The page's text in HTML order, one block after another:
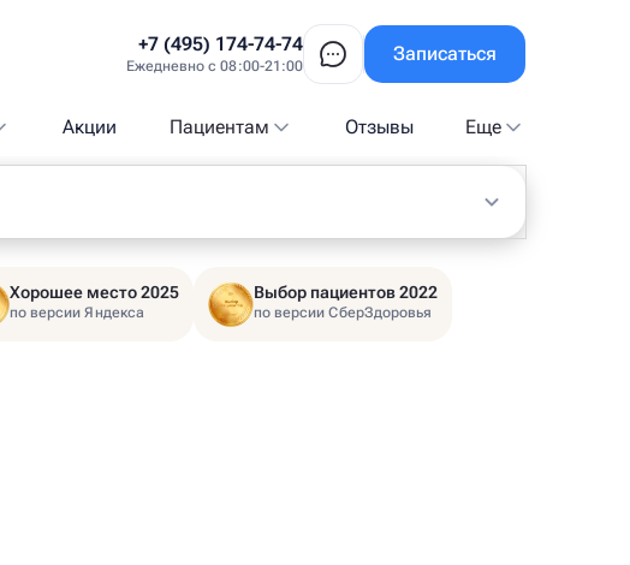
+7 (495) 174-74-74
Ежедневно с 08:00-21:00
Записаться
Акции Пациентам Отзывы Еще
Хорошее место 2025
по версии Яндекса
Выбор пациентов 2022
по версии СберЗдоровья